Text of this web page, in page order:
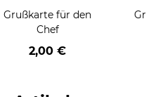
Grußkarte für den
Chef
2,00 €